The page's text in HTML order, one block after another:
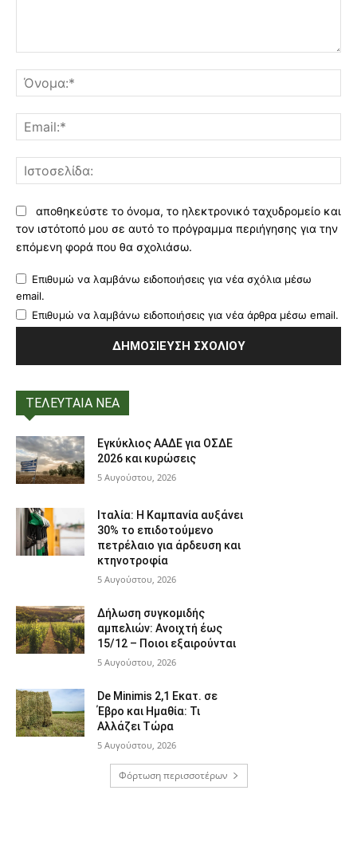
αποθηκεύστε το όνομα, το ηλεκτρονικό ταχυδρομείο και
τον ιστότοπό μου σε αυτό το πρόγραμμα περιήγησης για την
επόμενη φορά που θα σχολιάσω.
Επιθυμώ να λαμβάνω ειδοποιήσεις για νέα σχόλια μέσω
email.
Επιθυμώ να λαμβάνω ειδοποιήσεις για νέα άρθρα μέσω email.
ΤΕΛΕΥΤΑΙΑ ΝΕΑ
Εγκύκλιος ΑΑΔΕ για ΟΣΔΕ
2026 και κυρώσεις
5 Αυγούστου, 2026
Ιταλία: Η Καμπανία αυξάνει
30% το επιδοτούμενο
πετρέλαιο για άρδευση και
κτηνοτροφία
5 Αυγούστου, 2026
Δήλωση συγκομιδής
αμπελιών: Ανοιχτή έως
15/12 – Ποιοι εξαιρούνται
5 Αυγούστου, 2026
De Minimis 2,1 Εκατ. σε
Έβρο και Ημαθία: Τι
Αλλάζει Τώρα
5 Αυγούστου, 2026
Φόρτωση περισσοτέρων